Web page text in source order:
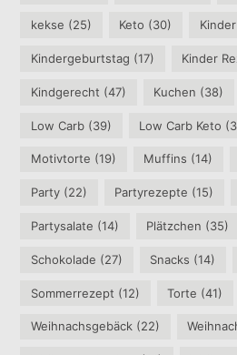
kekse (25) Keto (30) Kinder
Kindergeburtstag (17) Kinder
Kindgerecht (47) Kuchen (38)
Low Carb (39) Low Carb Keto
Motivtorte (19) Muffins (14)
Party (22) Partyrezepte (15)
Partysalate (14) Plätzchen (35)
Schokolade (27) Snacks (14)
Sommerrezept (12) Torte (41)
Weihnachsgebäck (22)